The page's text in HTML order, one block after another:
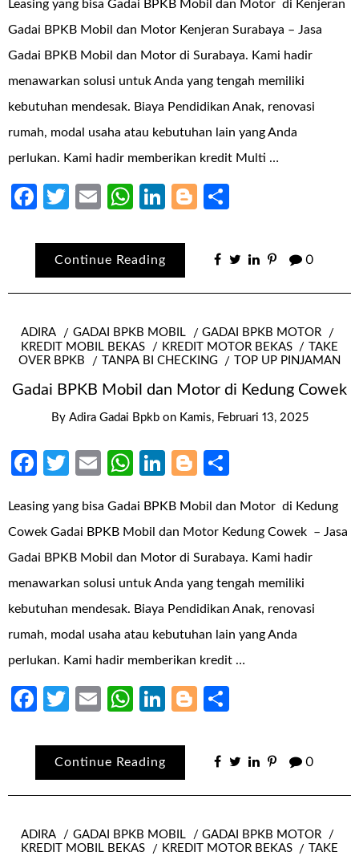
Leasing yang bisa Gadai BPKB Mobil dan Motor di Kenjeran
Gadai BPKB Mobil dan Motor Kenjeran Surabaya – Jasa
Gadai BPKB Mobil dan Motor di Surabaya. Kami hadir
menawarkan solusi untuk Anda yang tengah memiliki
kebutuhan mendesak. Biaya Pendidikan Anak, renovasi
rumah, modal usaha atau kebutuhan lain yang Anda
perlukan. Kami hadir memberikan kredit Multi …
Facebook
Twitter
EmailWhatsApp
LinkedIn
Blogger
Continue Reading 0
ADIRA GADAI BPKB MOBIL
GADAI BPKB MOTOR
KREDIT MOBIL BEKAS
KREDIT MOTOR BEKAS
TAKE
OVER BPKB
TANPA BI CHECKING TOP UP PINJAMAN
Gadai BPKB Mobil dan Motor di Kedung Cowek
By Adira Gadai Bpkb on Kamis, Februari 13, 2025
Facebook
Twitter
EmailWhatsApp
LinkedIn
Blogger
Leasing yang bisa Gadai BPKB Mobil dan Motor di Kedung
Cowek Gadai BPKB Mobil dan Motor Kedung Cowek – Jasa
Gadai BPKB Mobil dan Motor di Surabaya. Kami hadir
menawarkan solusi untuk Anda yang tengah memiliki
kebutuhan mendesak. Biaya Pendidikan Anak, renovasi
rumah, modal usaha atau kebutuhan lain yang Anda
perlukan. Kami hadir memberikan kredit …
Facebook
Twitter
EmailWhatsApp
LinkedIn
Blogger
Continue Reading 0
ADIRA GADAI BPKB MOBIL
GADAI BPKB MOTOR
KREDIT MOBIL BEKAS
KREDIT MOTOR BEKAS
TAKE